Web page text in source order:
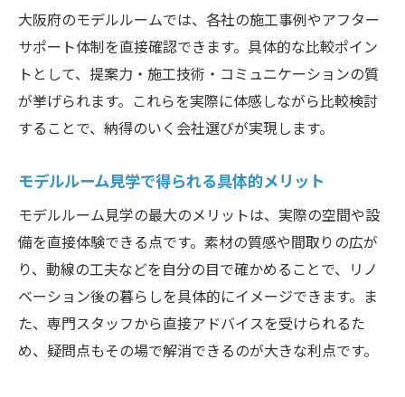
大阪府のモデルルームでは、各社の施工事例やアフター
サポート体制を直接確認できます。具体的な比較ポイン
トとして、提案力・施工技術・コミュニケーションの質
が挙げられます。これらを実際に体感しながら比較検討
することで、納得のいく会社選びが実現します。
モデルルーム見学で得られる具体的メリット
モデルルーム見学の最大のメリットは、実際の空間や設
備を直接体験できる点です。素材の質感や間取りの広が
り、動線の工夫などを自分の目で確かめることで、リノ
ベーション後の暮らしを具体的にイメージできます。ま
た、専門スタッフから直接アドバイスを受けられるた
め、疑問点もその場で解消できるのが大きな利点です。